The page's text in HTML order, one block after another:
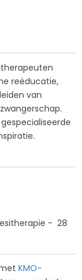
reëducatie,
van
- 28
metKMO-